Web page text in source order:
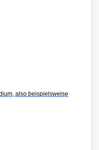
also beispielsweise